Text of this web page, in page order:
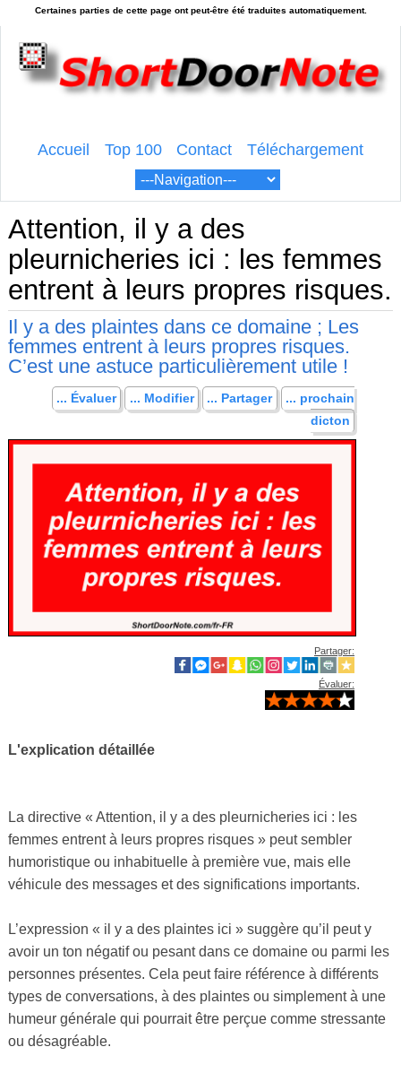
Accueil Top 100 Contact Téléchargement
Attention, il y a des
pleurnicheries ici : les femmes
entrent à leurs propres risques.
Il y a des plaintes dans ce domaine ; Les
femmes entrent à leurs propres risques.
C’est une astuce particulièrement utile !
... Évaluer ... Modifier ... Partager
... prochain
dicton
Partager:
Évaluer:
L'explication détaillée
La directive « Attention, il y a des pleurnicheries ici : les
femmes entrent à leurs propres risques » peut sembler
humoristique ou inhabituelle à première vue, mais elle
véhicule des messages et des significations importants.
L’expression « il y a des plaintes ici » suggère qu’il peut y
avoir un ton négatif ou pesant dans ce domaine ou parmi les
personnes présentes. Cela peut faire référence à différents
types de conversations, à des plaintes ou simplement à une
humeur générale qui pourrait être perçue comme stressante
ou désagréable.